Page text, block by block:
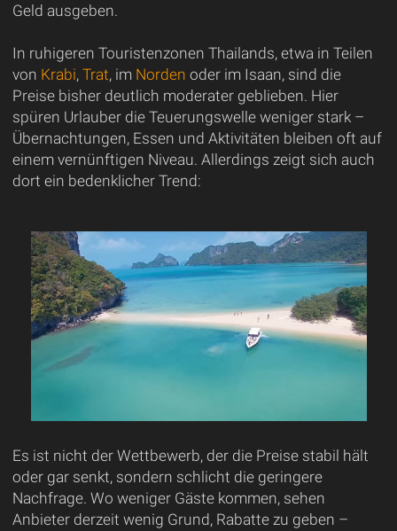
Geld ausgeben.
In ruhigeren Touristenzonen Thailands, etwa in Teilen
von Krabi, Trat, im Norden oder im Isaan, sind die
Preise bisher deutlich moderater geblieben. Hier
spüren Urlauber die Teuerungswelle weniger stark –
Übernachtungen, Essen und Aktivitäten bleiben oft auf
einem vernünftigen Niveau. Allerdings zeigt sich auch
dort ein bedenklicher Trend:
Es ist nicht der Wettbewerb, der die Preise stabil hält
oder gar senkt, sondern schlicht die geringere
Nachfrage. Wo weniger Gäste kommen, sehen
Anbieter derzeit wenig Grund, Rabatte zu geben –